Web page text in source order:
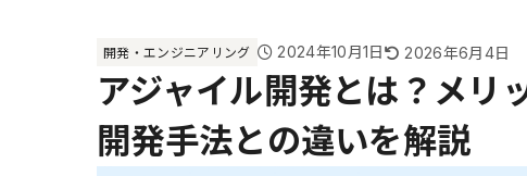
開発・エンジニアリング 2024年10月1日 2026年6月4日
アジャイル開発とは？メリ
開発手法との違いを解説